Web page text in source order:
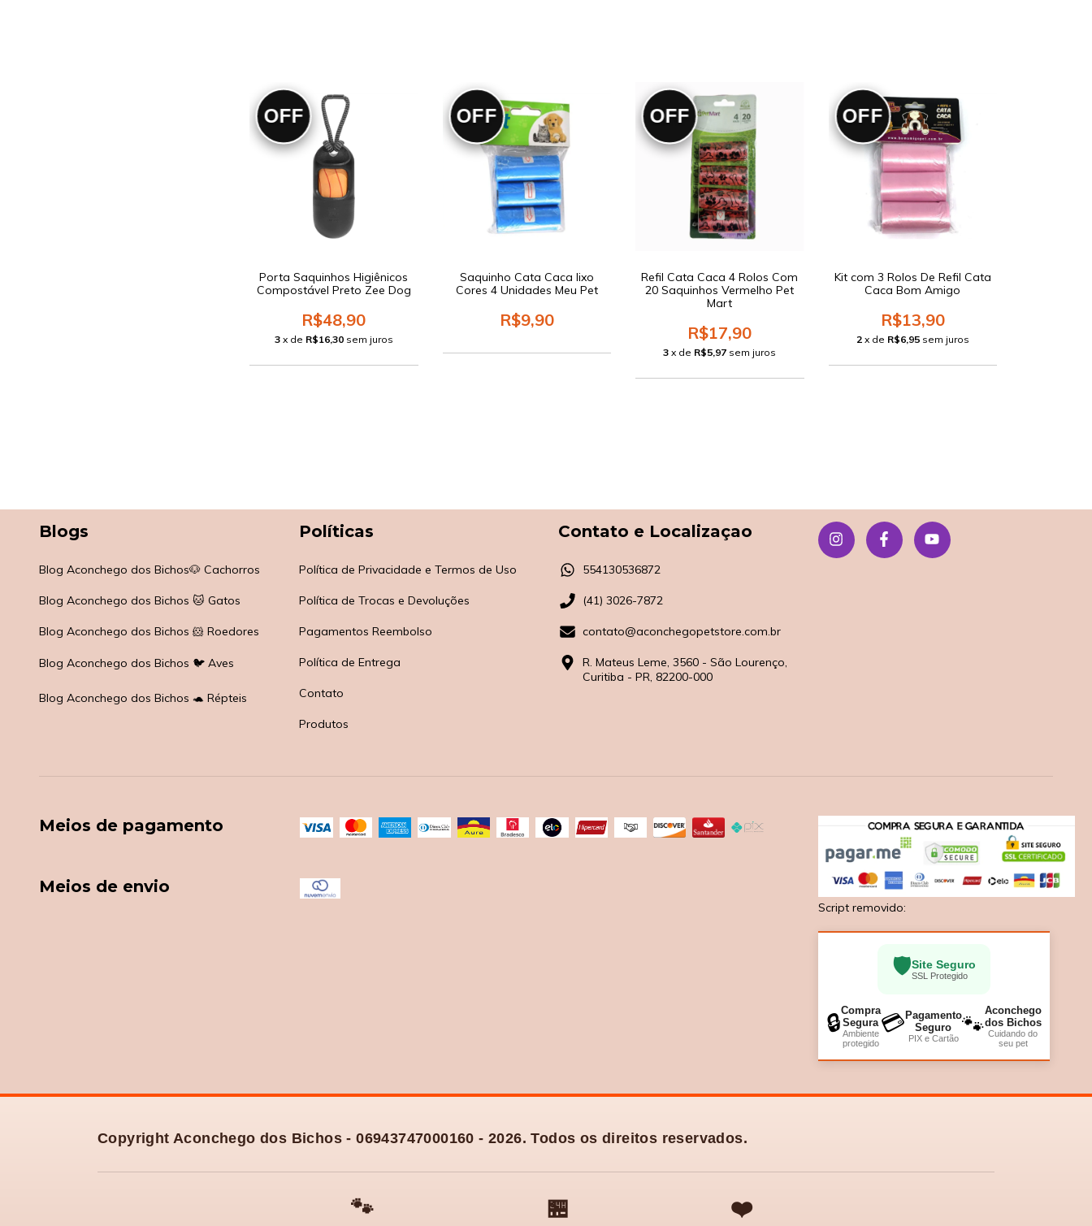
OFF
Porta Saquinhos Higiênicos
Compostável Preto Zee Dog
R$48,90
3 x de R$16,30 sem juros
OFF
Saquinho Cata Caca lixo
Cores 4 Unidades Meu Pet
R$9,90
OFF
Refil Cata Caca 4 Rolos Com
20 Saquinhos Vermelho Pet
Mart
R$17,90
3 x de R$5,97 sem juros
OFF
Kit com 3 Rolos De Refil Cata
Caca Bom Amigo
R$13,90
2 x de R$6,95 sem juros
Blogs
Blog Aconchego dos Bichos🐶 Cachorros
Blog Aconchego dos Bichos 🐱 Gatos
Blog Aconchego dos Bichos 🐹 Roedores
Blog Aconchego dos Bichos 🐦 Aves
Blog Aconchego dos Bichos 🐢 Répteis
Políticas
Política de Privacidade e Termos de Uso
Política de Trocas e Devoluções
Pagamentos Reembolso
Política de Entrega
Contato
Produtos
Contato e Localizaçao
554130536872
(41) 3026-7872
contato@aconchegopetstore.com.br
R. Mateus Leme, 3560 - São Lourenço,
Curitiba - PR, 82200-000
Meios de pagamento
Meios de envio
Script removido:
🛡️Site Seguro
SSL Protegido
🔒
Compra
Segura
Ambiente
protegido
💳 Pagamento
Seguro
PIX e Cartão 🐾
Aconchego
dos Bichos
Cuidando do
seu pet
Copyright Aconchego dos Bichos - 06943747000160 - 2026. Todos os direitos reservados.
🐾 🏪 ❤️